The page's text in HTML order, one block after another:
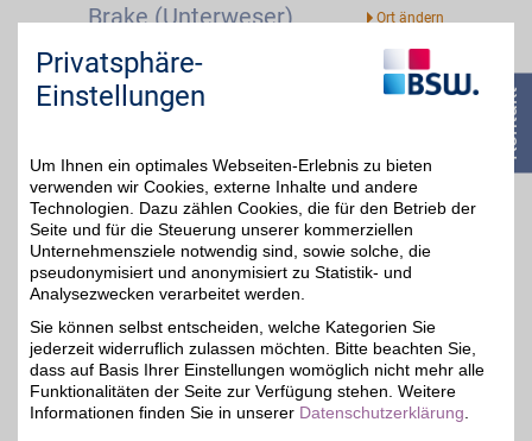
☎ 0800 - 279 25 82
Brake (Unterweser)
OTTO
Ob bewährte Klassiker
und Lifestyle bietet OTTO
eine riesige Auswahl an
Mode, Möbeln,
Multimedia & mehr!
OTTO Gutschein
Zum Partnerprofil
Privatsphäre-
Einstellungen
Um Ihnen ein optimales Webseiten-Erlebnis zu bieten
verwenden wir Cookies, externe Inhalte und andere
Technologien. Dazu zählen Cookies, die für den Betrieb der
Seite und für die Steuerung unserer kommerziellen
Unternehmensziele notwendig sind, sowie solche, die
pseudonymisiert und anonymisiert zu Statistik- und
Analysezwecken verarbeitet werden.
Sie können selbst entscheiden, welche Kategorien Sie
jederzeit widerruflich zulassen möchten. Bitte beachten Sie,
dass auf Basis Ihrer Einstellungen womöglich nicht mehr alle
Funktionalitäten der Seite zur Verfügung stehen. Weitere
Informationen finden Sie in unserer Datenschutzerklärung